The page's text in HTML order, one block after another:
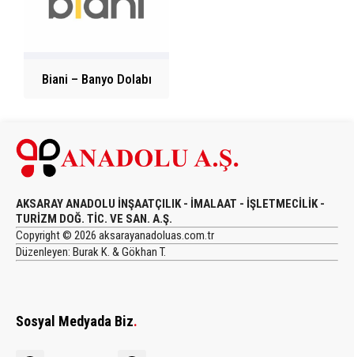
Biani – Banyo Dolabı
AKSARAY ANADOLU İNŞAATÇILIK - İMALAAT - İŞLETMECİLİK -
TURİZM DOĞ. TİC. VE SAN. A.Ş.
Copyright © 2026 aksarayanadoluas.com.tr
Düzenleyen: Burak K. & Gökhan T.
Sosyal Medyada Biz.